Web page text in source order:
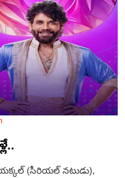
(సీరియల్ నటుడు),